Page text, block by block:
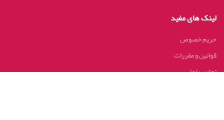
لینک های مفید
حریم خصوص
قوانین و مقررات
تماس با ما